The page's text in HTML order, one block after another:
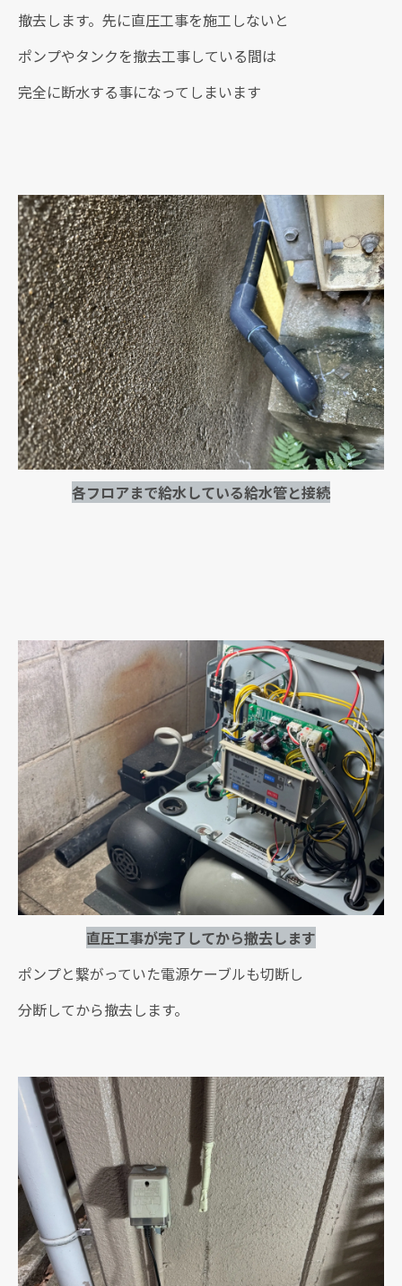
撤去します。先に直圧工事を施工しないと
ポンプやタンクを撤去工事している間は
完全に断水する事になってしまいます
各フロアまで給水している給水管と接続
直圧工事が完了してから撤去します
ポンプと繋がっていた電源ケーブルも切断し
分断してから撤去します。